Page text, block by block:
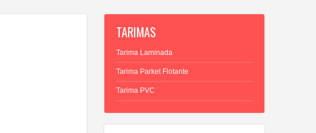
TARIMAS
Tarima Laminada
Tarima Parket Flotante
Tarima PVC